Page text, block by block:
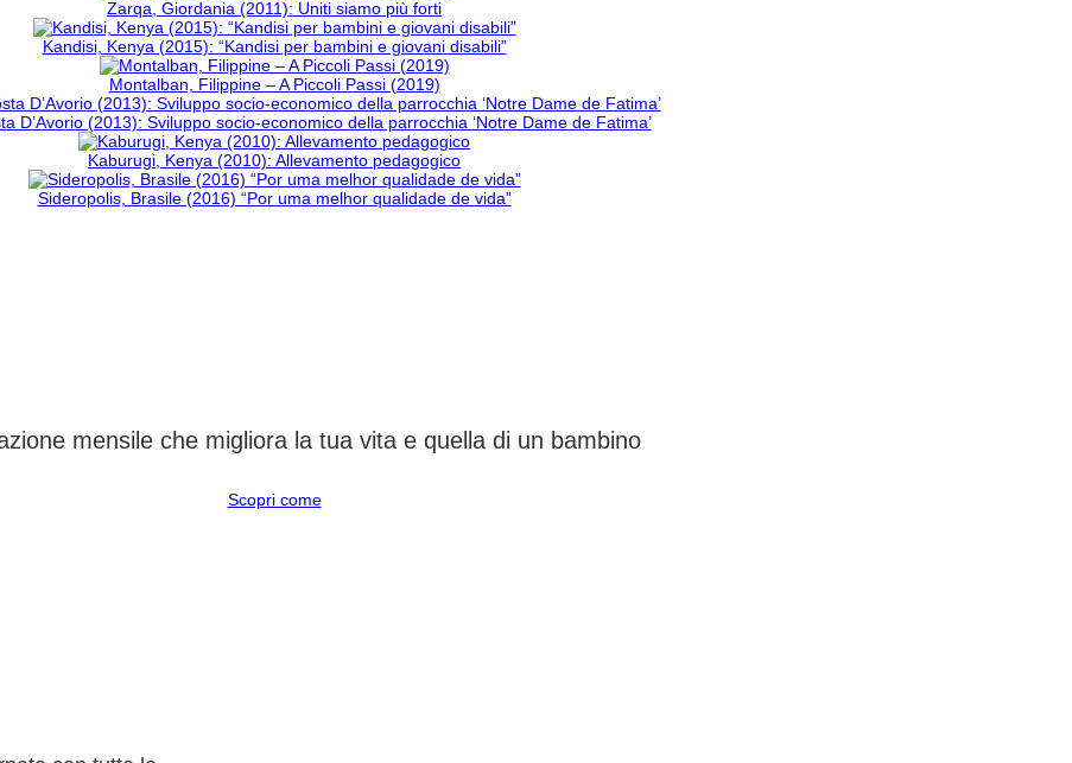
Zarqa, Giordania (2011): Uniti siamo più forti
Kandisi, Kenya (2015): “Kandisi per bambini e giovani disabili”
Montalban, Filippine – A Piccoli Passi (2019)
D’Avorio (2013): Sviluppo socio-economico della parrocchia ‘Notre Dame de Fatima’
Kaburugi, Kenya (2010): Allevamento pedagogico
Sideropolis, Brasile (2016) “Por uma melhor qualidade de vida”
mensile che migliora la tua vita e quella di un bambino
Scopri come